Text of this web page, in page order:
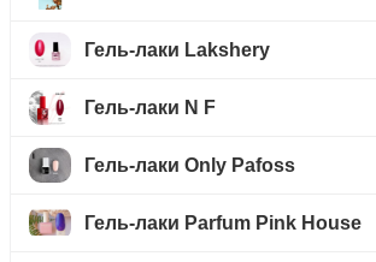
Гель-лаки Lakshery
Гель-лаки N F
Гель-лаки Only Pafoss
Гель-лаки Parfum Pink House